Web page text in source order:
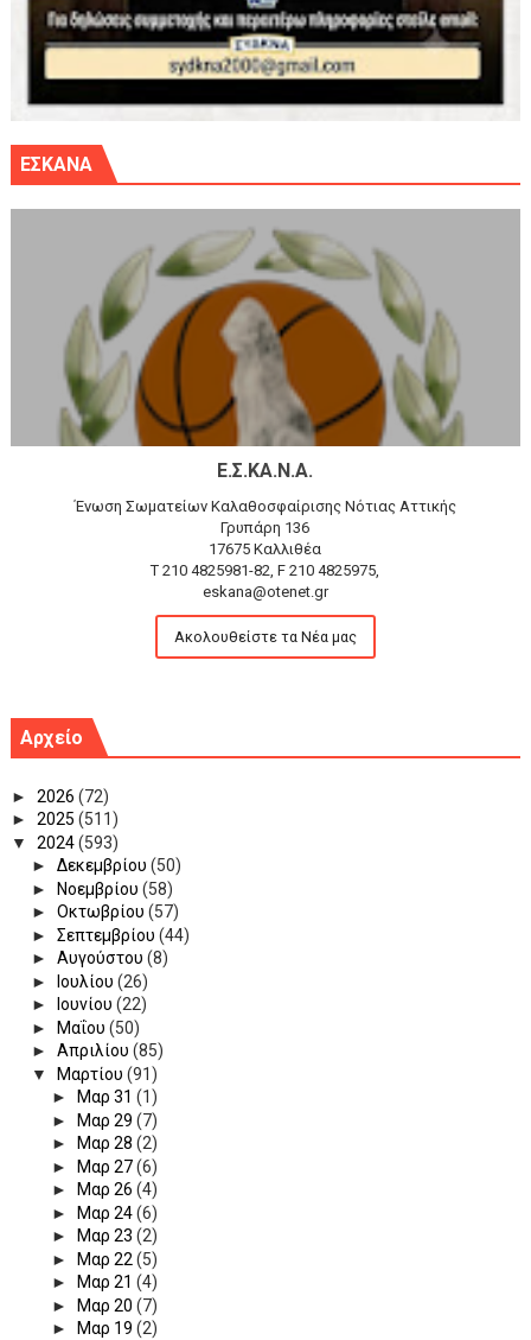
ΕΣΚΑΝΑ
Ε.Σ.ΚΑ.Ν.Α.
Ένωση Σωματείων Καλαθοσφαίρισης Νότιας Αττικής
Γρυπάρη 136
17675 Καλλιθέα
T 210 4825981-82, F 210 4825975,
eskana@otenet.gr
Ακολουθείστε τα Νέα μας
Αρχείο
► 2026 (72)
► 2025 (511)
▼ 2024(593)
► Δεκεμβρίου (50)
►
Νοεμβρίου (58)
► Οκτωβρίου (57)
► Σεπτεμβρίου (44)
► Αυγούστου (8)
►
Ιουλίου (26)
►
Ιουνίου (22)
►
Μαΐου (50)
► Απριλίου (85)
▼
Μαρτίου (91)
►
Μαρ 31 (1)
►
Μαρ 29 (7)
►
Μαρ 28 (2)
►
Μαρ 27(6)
►
Μαρ 26 (4)
►
Μαρ 24(6)
►
Μαρ 23 (2)
►
Μαρ 22 (5)
►
Μαρ 21 (4)
►
Μαρ 20 (7)
►
Μαρ 19 (2)